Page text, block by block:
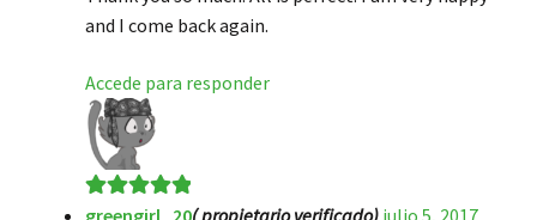
and I come back again.
Accede para responder
Valorado en5
greengirl_20( propietario verificado) julio 5, 2017